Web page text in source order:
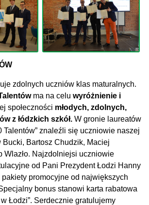
zdolnych uczniów klas maturalnych.
ma na celu wyróżnienie i
społeczności młodych, zdolnych,
z łódzkich szkół. W gronie laureatów
Talentów” znaleźli się uczniowie naszej
Bucki, Bartosz Chudzik, Maciej
Wlazło. Najzdolniejsi uczniowie
od Pani Prezydent Łodzi Hanny
promocyjne od największych
bonus stanowi karta rabatowa
w Łodzi”. Serdecznie gratulujemy